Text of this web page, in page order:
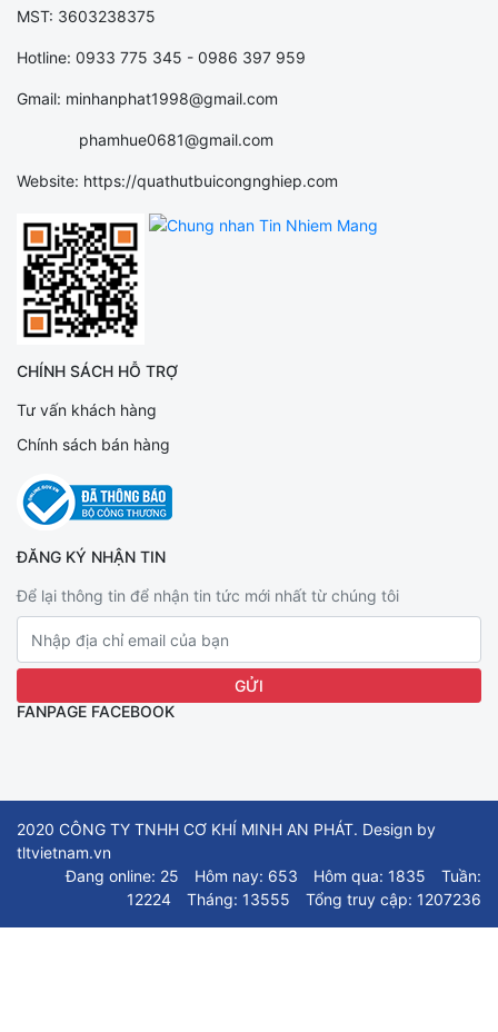
MST: 3603238375
Hotline: 0933 775 345 - 0986 397 959
Gmail: minhanphat1998@gmail.com
phamhue0681@gmail.com
Website: https://quathutbuicongnghiep.com
CHÍNH SÁCH HỖ TRỢ
Tư vấn khách hàng
Chính sách bán hàng
ĐĂNG KÝ NHẬN TIN
Để lại thông tin để nhận tin tức mới nhất từ chúng tôi
FANPAGE FACEBOOK
2020 CÔNG TY TNHH CƠ KHÍ MINH AN PHÁT. Design by
tltvietnam.vn
Đang online: 25
Hôm nay: 653 Hôm qua: 1835
Tuần:
12224
Tháng: 13555 Tổng truy cập: 1207236